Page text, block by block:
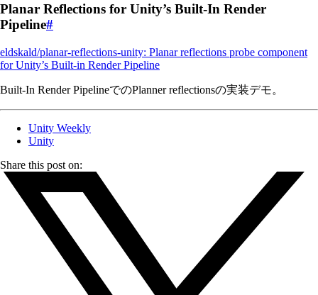
Planar Reflections for Unity’s Built-In Render
Pipeline#
eldskald/planar-reflections-unity: Planar reflections probe component
for Unity’s Built-in Render Pipeline
Built-In Render PipelineでのPlanner reflectionsの実装デモ。
Unity Weekly
Unity
Share this post on: